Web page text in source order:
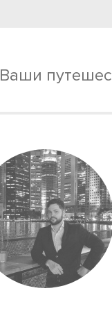
Ваши